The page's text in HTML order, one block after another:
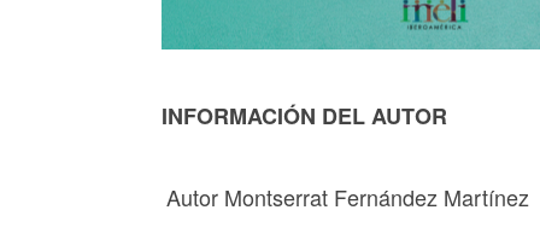
INFORMACIÓN DEL AUTOR
Autor Montserrat Fernández Martínez